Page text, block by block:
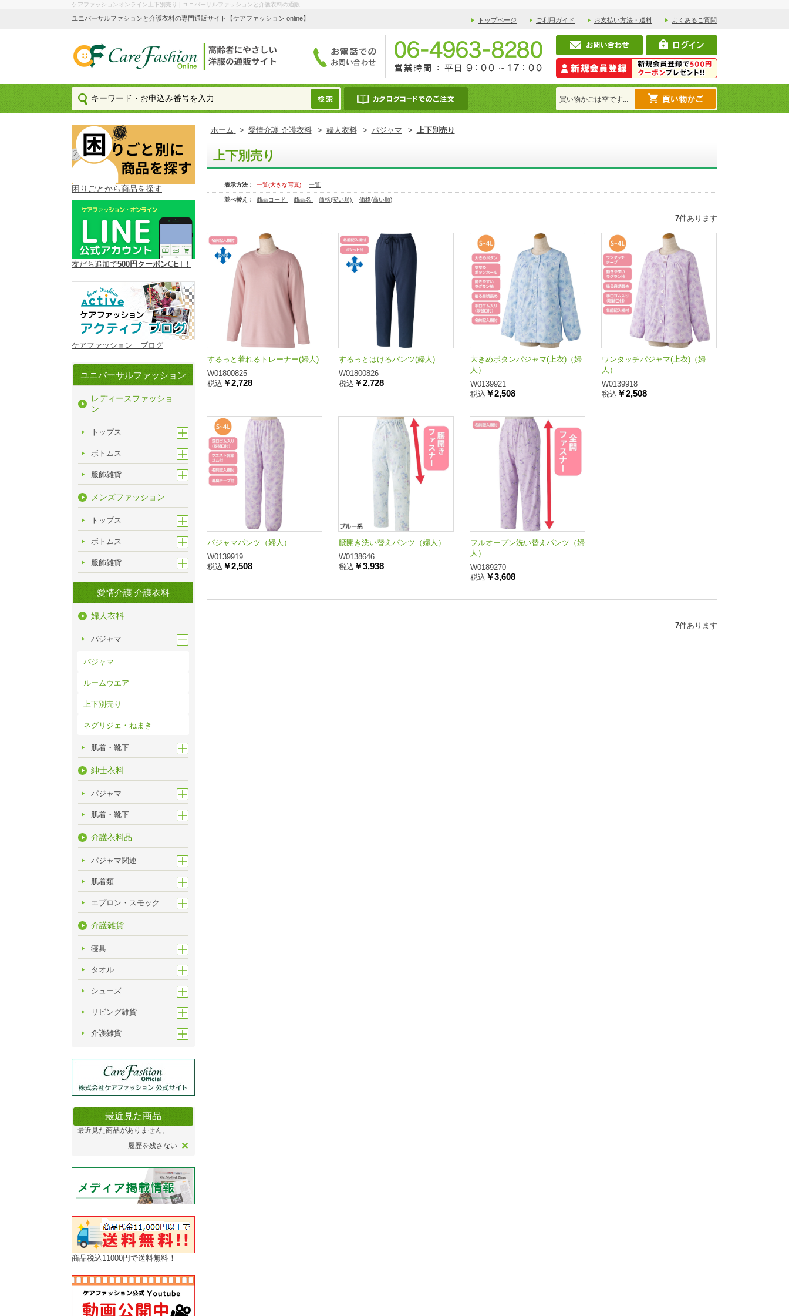
ケアファッションオンライン上下別売り | ユニバーサルファッションと介護衣料の通販
ユニバーサルファションと介護衣料の専門通販サイト【ケアファッション online】 トップページ ご利用ガイド お支払い方法・送料 よくあるご質問
買い物かごは空です...
困りごとから商品を探す
友だち追加で500円クーポンGET！
ケアファッション ブログ
ユニバーサルファッション
レディースファッショ
ン
トップス
ボトムス
服飾雑貨
メンズファッション
トップス
ボトムス
服飾雑貨
愛情介護 介護衣料
婦人衣料
パジャマ
パジャマ
ルームウエア
上下別売り
ネグリジェ・ねまき
肌着・靴下
紳士衣料
パジャマ
肌着・靴下
介護衣料品
パジャマ関連
肌着類
エプロン・スモック
介護雑貨
寝具
タオル
シューズ
リビング雑貨
介護雑貨
最近見た商品
最近見た商品がありません。
履歴を残さない
商品税込11000円で送料無料！
ホーム > 愛情介護 介護衣料 > 婦人衣料 > パジャマ > 上下別売り
上下別売り
表示方法： 一覧(大きな写真) 一覧
並べ替え： 商品コード 商品名 価格(安い順) 価格(高い順)
7件あります
するっと着れるトレーナー(婦人)
W01800825
税込 ￥2,728
するっとはけるパンツ(婦人)
W01800826
税込 ￥2,728
大きめボタンパジャマ(上衣)（婦
人）
W0139921
税込 ￥2,508
ワンタッチパジャマ(上衣)（婦
人）
W0139918
税込 ￥2,508
パジャマパンツ（婦人）
W0139919
税込 ￥2,508
腰開き洗い替えパンツ（婦人）
W0138646
税込 ￥3,938
フルオープン洗い替えパンツ（婦
人）
W0189270
税込 ￥3,608
7件あります